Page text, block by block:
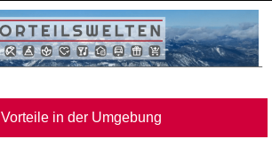
Vorteile in der Umgebung